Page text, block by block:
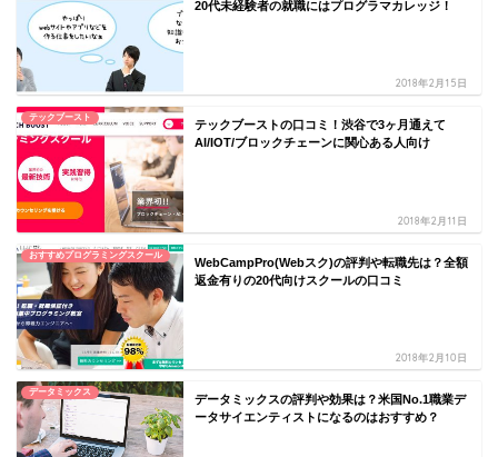
20代未経験者の就職にはプログラマカレッジ！
2018年2月15日
テックブースト
テックブーストの口コミ！渋谷で3ヶ月通えて
AI/IOT/ブロックチェーンに関心ある人向け
2018年2月11日
おすすめプログラミングスクール
WebCampPro(Webスク)の評判や転職先は？全額
返金有りの20代向けスクールの口コミ
2018年2月10日
データミックス
データミックスの評判や効果は？米国No.1職業デ
ータサイエンティストになるのはおすすめ？